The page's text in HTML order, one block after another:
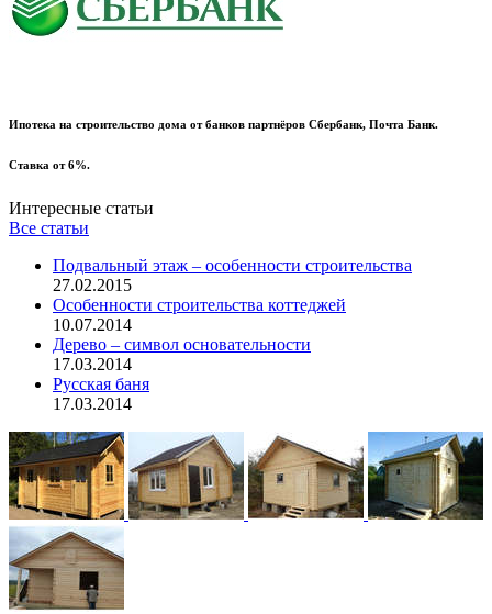
Ипотека на строительство дома от банков партнёров Сбербанк, Почта Банк.
Ставка от 6%.
Интересные статьи
Все статьи
Подвальный этаж – особенности строительства
27.02.2015
Особенности строительства коттеджей
10.07.2014
Дерево – символ основательности
17.03.2014
Русская баня
17.03.2014